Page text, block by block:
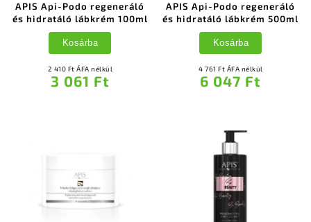
APIS Api-Podo regeneráló
és hidratáló lábkrém 100ml
2 410 Ft ÁFA nélkül
3 061 Ft
Kosárba
APIS Api-Podo regeneráló
és hidratáló lábkrém 500ml
4 761 Ft ÁFA nélkül
6 047 Ft
Kosárba